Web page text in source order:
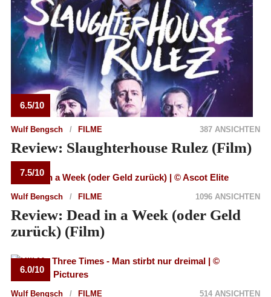
6.5/10
Wulf Bengsch FILME 387 ANSICHTEN
Review: Slaughterhouse Rulez (Film)
7.5/10
Wulf Bengsch FILME 1096 ANSICHTEN
Review: Dead in a Week (oder Geld
zurück) (Film)
6.0/10
Wulf Bengsch FILME 514 ANSICHTEN